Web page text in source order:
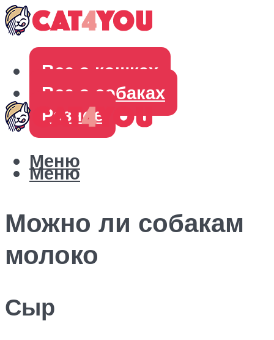
Все о кошках
Все о собаках
Разное
Меню
Меню
Можно ли собакам
молоко
Сыр